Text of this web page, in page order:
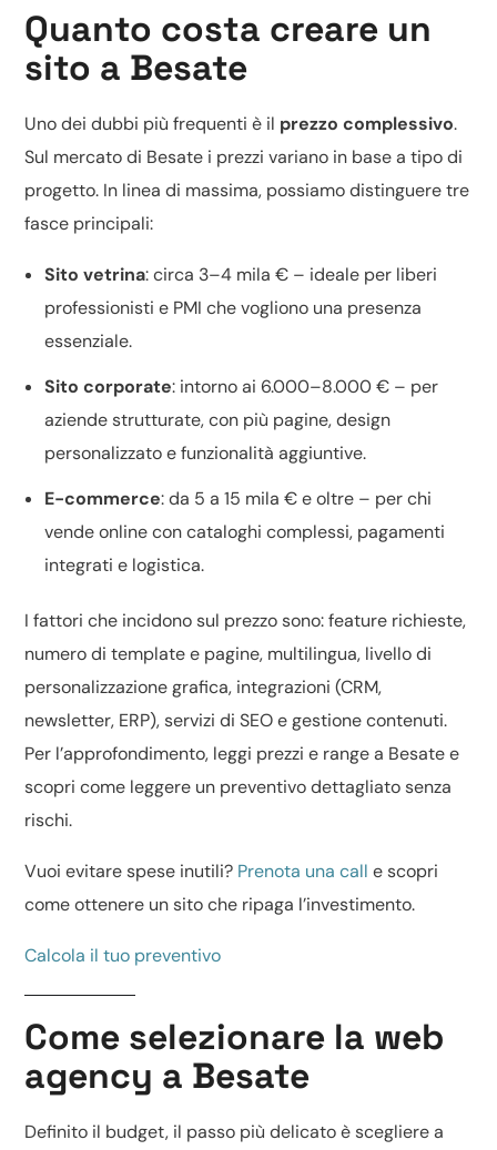
Quanto costa creare un
sito a Besate
Uno dei dubbi più frequenti è il prezzo complessivo.
Sul mercato di Besate i prezzi variano in base a tipo di
progetto. In linea di massima, possiamo distinguere tre
fasce principali:
Sito vetrina: circa 3–4 mila € – ideale per liberi
professionisti e PMI che vogliono una presenza
essenziale.
Sito corporate: intorno ai 6.000–8.000 € – per
aziende strutturate, con più pagine, design
personalizzato e funzionalità aggiuntive.
E-commerce: da 5 a 15 mila € e oltre – per chi
vende online con cataloghi complessi, pagamenti
integrati e logistica.
I fattori che incidono sul prezzo sono: feature richieste,
numero di template e pagine, multilingua, livello di
personalizzazione grafica, integrazioni (CRM,
newsletter, ERP), servizi diSEOe gestione contenuti.
Per l’approfondimento, leggi prezzi e range a Besatee
scopri come leggere un preventivo dettagliatosenza
rischi.
Vuoi evitare spese inutili? Prenota una call e scopri
come ottenere un sito che ripaga l’investimento.
Calcola il tuo preventivo
Come selezionare la web
agency a Besate
Definito il budget, il passo più delicato è scegliere a